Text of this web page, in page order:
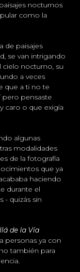
nocturnos
como la
de paisajes
se van intrigando
cielo nocturno, su
a veces
que a ti no te
pero pensaste
caro o que exigía
algunas
modalidades
de la fotografía
que ya
haciendo
durante el
- quizás sin
de la Vía
personas ya con
también para